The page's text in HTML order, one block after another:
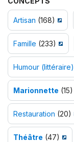
Artisan (168)
Famille (233)
Humour (littéraire)
Marionnette (15)
Restauration (20)
Théâtre (47)